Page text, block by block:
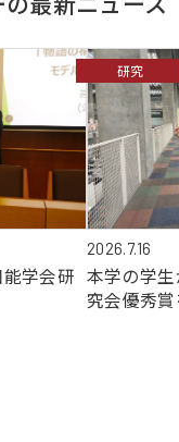
学会研
研究
2026.7.16
本学の学
究会優秀